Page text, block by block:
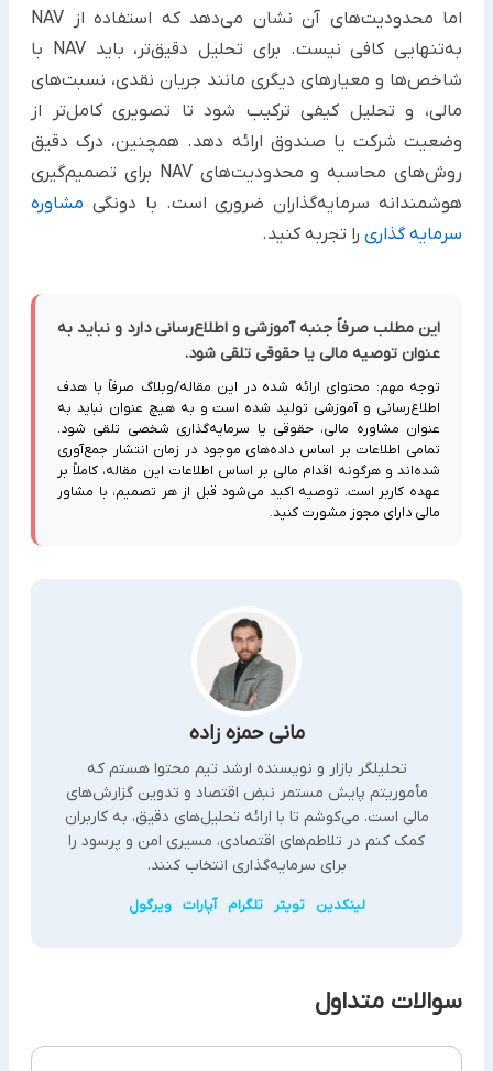
اما محدودیت‌های آن نشان می‌دهد که استفاده از NAV
به‌تنهایی کافی نیست. برای تحلیل دقیق‌تر، باید NAV با
شاخص‌ها و معیارهای دیگری مانند جریان نقدی، نسبت‌های
مالی، و تحلیل کیفی ترکیب شود تا تصویری کامل‌تر از
وضعیت شرکت یا صندوق ارائه دهد. همچنین، درک دقیق
روش‌های محاسبه و محدودیت‌های NAV برای تصمیم‌گیری
هوشمندانه سرمایه‌گذاران ضروری است. با دونگی مشاوره
سرمایه گذاری را تجربه کنید.
این مطلب صرفاً جنبه آموزشی و اطلاع‌رسانی دارد و نباید به
عنوان توصیه مالی یا حقوقی تلقی شود.
توجه مهم: محتوای ارائه شده در این مقاله/وبلاگ صرفاً با هدف
اطلاع‌رسانی و آموزشی تولید شده است و به هیچ عنوان نباید به
عنوان مشاوره مالی، حقوقی یا سرمایه‌گذاری شخصی تلقی شود.
تمامی اطلاعات بر اساس داده‌های موجود در زمان انتشار جمع‌آوری
شده‌اند و هرگونه اقدام مالی بر اساس اطلاعات این مقاله، کاملاً بر
عهده کاربر است. توصیه اکید می‌شود قبل از هر تصمیم، با مشاور
مالی دارای مجوز مشورت کنید.
مانی حمزه زاده
تحلیلگر بازار و نویسنده ارشد تیم محتوا هستم که
مأموریتم پایش مستمر نبض اقتصاد و تدوین گزارش‌های
مالی است. می‌کوشم تا با ارائه تحلیل‌های دقیق، به کاربران
کمک کنم در تلاطم‌های اقتصادی، مسیری امن و پرسود را
برای سرمایه‌گذاری انتخاب کنند.
لینکدین تویتر تلگرام آپارات ویرگول
سوالات متداول